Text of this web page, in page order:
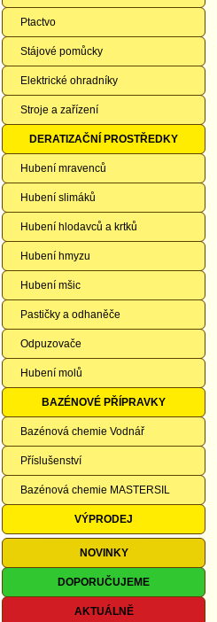
Ptactvo
Stájové pomůcky
Elektrické ohradníky
Stroje a zařízení
DERATIZAČNÍ PROSTŘEDKY
Hubení mravenců
Hubení slimáků
Hubení hlodavců a krtků
Hubení hmyzu
Hubení mšic
Pastičky a odhaněče
Odpuzovače
Hubení molů
BAZÉNOVÉ PŘÍPRAVKY
Bazénová chemie Vodnář
Příslušenství
Bazénová chemie MASTERSIL
VÝPRODEJ
NOVINKY
DOPORUČUJEME
AKTUÁLNĚ